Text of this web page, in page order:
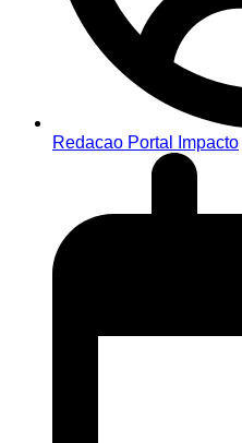
Redacao Portal Impacto